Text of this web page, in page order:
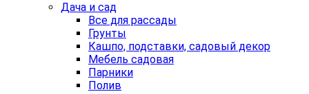
Дача и сад
Все для рассады
Грунты
Кашпо, подставки, садовый декор
Мебель садовая
Парники
Полив